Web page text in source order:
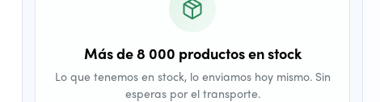
Más de 8 000 productos en stock
Lo que tenemos en stock, lo enviamos hoy mismo. Sin
esperas por el transporte.